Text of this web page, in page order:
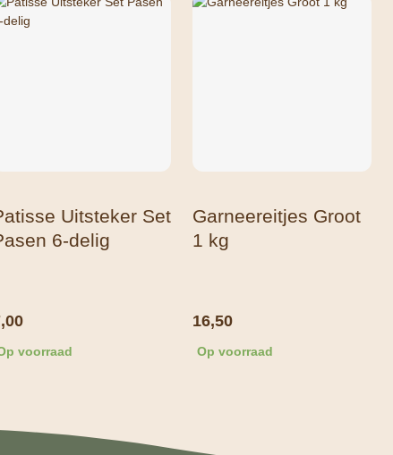
Uitsteker Set
6-delig
voorraad
Garneereitjes Groot
1 kg
16,50
Op voorraad